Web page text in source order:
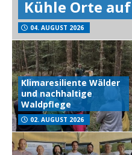
Kühle Orte
04. AUGUST 2026
Klimaresiliente Wälder
und nachhaltige
Waldpflege
02. AUGUST 2026